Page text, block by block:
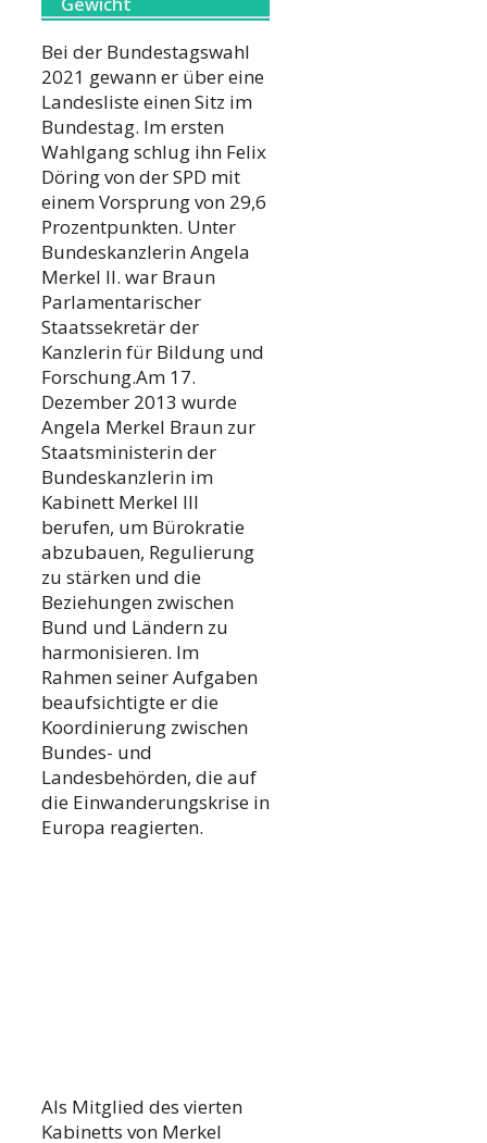
Bei der Bundestagswahl
2021 gewann er über eine
Landesliste einen Sitz im
Bundestag. Im ersten
Wahlgang schlug ihn Felix
Döring von der SPD mit
einem Vorsprung von 29,6
Prozentpunkten. Unter
Bundeskanzlerin Angela
Merkel II. war Braun
Parlamentarischer
Staatssekretär der
Kanzlerin für Bildung und
Forschung.Am 17.
Dezember 2013 wurde
Angela Merkel Braun zur
Staatsministerin der
Bundeskanzlerin im
Kabinett Merkel III
berufen, um Bürokratie
abzubauen, Regulierung
zu stärken und die
Beziehungen zwischen
Bund und Ländern zu
harmonisieren. Im
Rahmen seiner Aufgaben
beaufsichtigte er die
Koordinierung zwischen
Bundes- und
Landesbehörden, die auf
die Einwanderungskrise in
Europa reagierten.
Als Mitglied des vierten
Kabinetts von Merkel